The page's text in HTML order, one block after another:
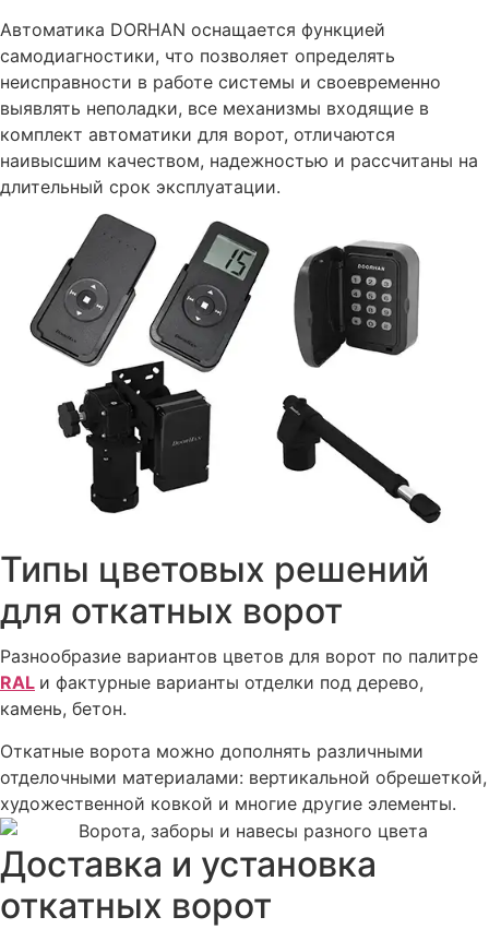
Автоматика DORHAN оснащается функцией
самодиагностики, что позволяет определять
неисправности в работе системы и своевременно
выявлять неполадки, все механизмы входящие в
комплект автоматики для ворот, отличаются
наивысшим качеством, надежностью и рассчитаны на
длительный срок эксплуатации.
Типы цветовых решений
для откатных ворот
Разнообразие вариантов цветов для ворот по палитре
RAL и фактурные варианты отделки под дерево,
камень, бетон.
Откатные ворота можно дополнять различными
отделочными материалами: вертикальной обрешеткой,
художественной ковкой и многие другие элементы.
Доставка и установка
откатных ворот